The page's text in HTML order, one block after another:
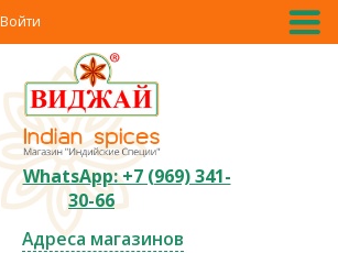
Войти
WhatsApp: +7 (969) 341-
30-66
Адреса магазинов